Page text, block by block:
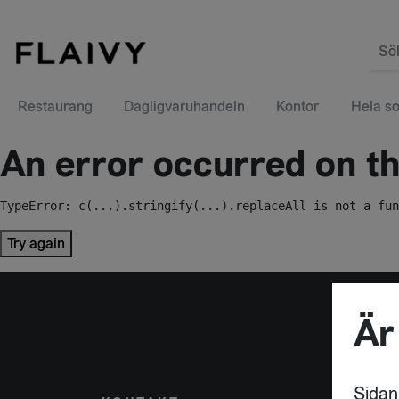
Restaurang Dagligvaruhandeln Kontor Hela
An error occurred on
TypeError: c(...).stringify(...).replaceAll is not a
Try again